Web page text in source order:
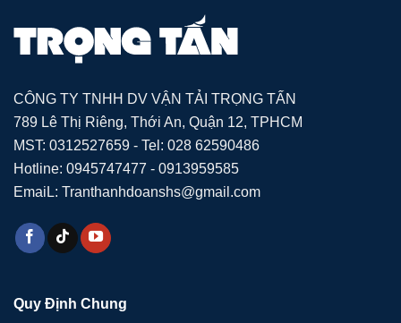
CÔNG TY TNHH DV VẬN TẢI TRỌNG TẤN
789 Lê Thị Riêng, Thới An, Quận 12, TPHCM
MST: 0312527659 - Tel: 028 62590486
Hotline: 0945747477 - 0913959585
EmaiL: Tranthanhdoanshs@gmail.com
Quy Định Chung